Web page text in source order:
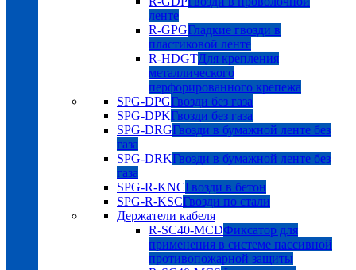
ленте
R-GPGГладкие гвозди в
пластиковой ленте
R-HDGTДля крепления
металлического
перфорированного крепежа
SPG-DPGГвозди без газа
SPG-DPKГвозди без газа
SPG-DRGГвозди в бумажной ленте без
газа
SPG-DRKГвозди в бумажной ленте без
газа
SPG-R-KNCГвозди в бетон
SPG-R-KSCГвозди по стали
Держатели кабеля
R-SC40-MCDФиксатор для
применения в системе пассивной
противопожарной защиты